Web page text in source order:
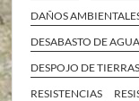
DAÑOS
DESABASTO DE
DESPOJO DE
RESISTENCIAS